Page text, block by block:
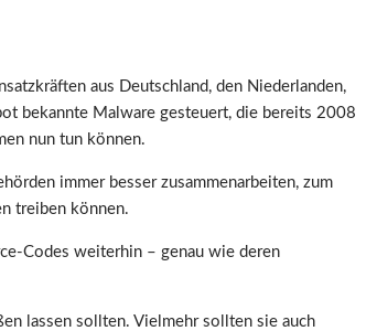
aus Deutschland, den Niederlanden,
bekannte Malware gesteuert, die bereits 2008
nun tun können.
immer besser zusammenarbeiten, zum
treiben können.
Codes weiterhin – genau wie deren
lassen sollten. Vielmehr sollten sie auch